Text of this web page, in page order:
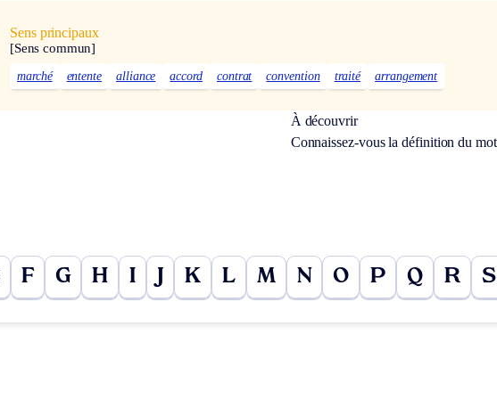
Sens principaux
[Sens commun]
marché entente alliance accord contrat convention traité arrangement
À découvrir
Connaissez-vous la définition du mot
F G H I J K L M N O P Q R S